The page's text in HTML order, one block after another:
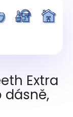
Extra
dásně,